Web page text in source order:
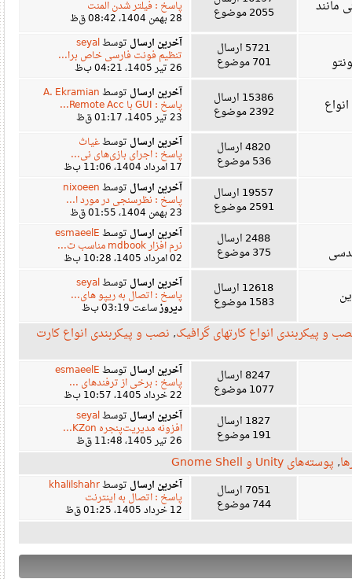
2055 موضوع پاسخ : فیلتر شدن المنت
5721 ارسال
701 موضوع
آخرین ارسالتوسطseyal
تنظیم فونت فارسی خاص برا...
15386 ارسال
2392 موضوع
آخرین ارسالتوسطA. Ekramian
پاسخ : GUI با Remote Acc...
4820 ارسال
536 موضوع
آخرین ارسالتوسطغیاث
پاسخ : اجرای بازی‌های نی...
19557 ارسال
2591 موضوع
آخرین ارسالتوسطnixoeen
پاسخ : نظرسنجی در مورد ا...
2488 ارسال
375 موضوع
آخرین ارسالتوسطesmaeelE
نرم افزار mdbook مناسب ت...
12618 ارسال
1583 موضوع
آخرین ارسالتوسطseyal
پاسخ : اتصال به ریپو های...
دیروزساعت 03:19 ب‌ظ
پیکربندی انواع کارتهای گرافیک,نصب و پیکربندی انواع کارت
8247 ارسال
1077 موضوع
آخرین ارسالتوسطesmaeelE
پاسخ : برخی از ترفندهای ...
1827 ارسال
191 موضوع
آخرین ارسالتوسطseyal
افزونه مدیریت‌پنجره KZon...
پوسته‌های Unity و Gnome Shell
7051 ارسال
744 موضوع
آخرین ارسالتوسطkhalilshahr
پاسخ : اتصال به اینترنت